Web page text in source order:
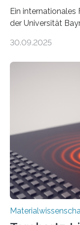
Ein internationales
der Universität
Dadurch ist es in
Nichtmetallen
Sensorik und
Erkenntnisse
the American
Materialien, die
beeinflussen
Technologien…
30.09.2025